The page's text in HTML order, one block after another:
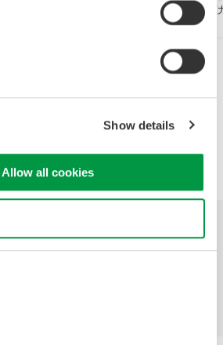
Show details
Allow all cookies
ャリブレータ「CA500／CA550」、ディジタル圧
「MT300」などを 出展いたします。
ソリューション 製品